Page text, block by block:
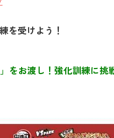
を受けよう！
お渡し！強化訓練に挑